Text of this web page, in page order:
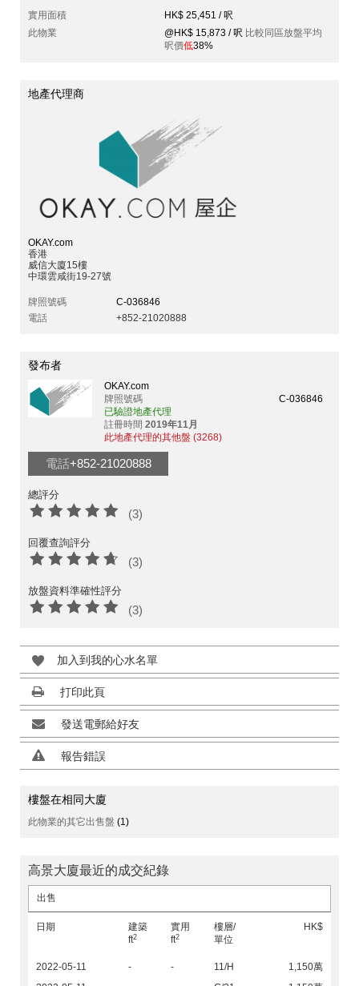
實用面積
HK$ 25,451 / 呎
此物業
@HK$ 15,873 / 呎 比較同區放盤平均
呎價低38%
地產代理商
OKAY.com
香港
威信大廈15樓
中環雲咸街19-27號
牌照號碼
C-036846
電話
+852-21020888
發布者
OKAY.com
牌照號碼
C-036846
已驗證地產代理
註冊時間 2019年11月
此地產代理的其他盤 (3268)
電話+852-21020888
總評分
(3)
回覆查詢評分
(3)
放盤資料準確性評分
(3)
加入到我的心水名單
打印此頁
發送電郵給好友
報告錯誤
樓盤在相同大廈
此物業的其它出售盤 (1)
高景大廈最近的成交紀錄
出售
日期
建築
ft2
實用
ft2
樓層/
單位
HK$
2022-05-11 - - 11/H
1,150萬